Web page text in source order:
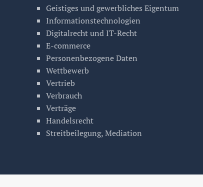
Geistiges und gewerbliches Eigentum
Informationstechnologien
Digitalrecht und IT-Recht
E-commerce
Personenbezogene Daten
Wettbewerb
Vertrieb
Verbrauch
Verträge
Handelsrecht
Streitbeilegung, Mediation